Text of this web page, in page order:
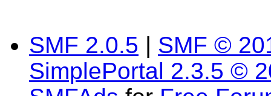
SMF 2.0.5 | SMF ©
SimplePortal 2.3.5 ©